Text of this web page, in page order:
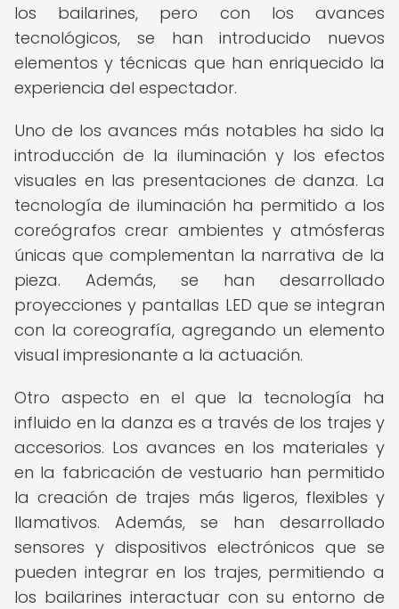
los bailarines, pero con los avances
tecnológicos, se han introducido nuevos
elementos y técnicas que han enriquecido la
experiencia del espectador.
Uno de los avances más notables ha sido la
introducción de la iluminación y los efectos
visuales en las presentaciones de danza. La
tecnología de iluminación ha permitido a los
coreógrafos crear ambientes y atmósferas
únicas que complementan la narrativa de la
pieza. Además, se han desarrollado
proyecciones y pantallas LED que se integran
con la coreografía, agregando un elemento
visual impresionante a la actuación.
Otro aspecto en el que la tecnología ha
influido en la danza es a través de los trajes y
accesorios. Los avances en los materiales y
en la fabricación de vestuario han permitido
la creación de trajes más ligeros, flexibles y
llamativos. Además, se han desarrollado
sensores y dispositivos electrónicos que se
pueden integrar en los trajes, permitiendo a
los bailarines interactuar con su entorno de